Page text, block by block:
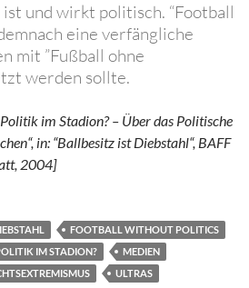
und wirkt politisch. “Football
eine verfängliche
mit ”Fußball ohne
werden sollte.
im Stadion? – Über das Politische
in: “Ballbesitz ist Diebstahl“, BAFF
2004]
FOOTBALL WITHOUT POLITICS
IM STADION?
MEDIEN
ULTRAS